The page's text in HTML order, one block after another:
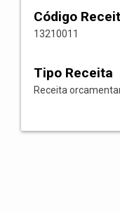
Código
13210011
Tipo Receita
Receita